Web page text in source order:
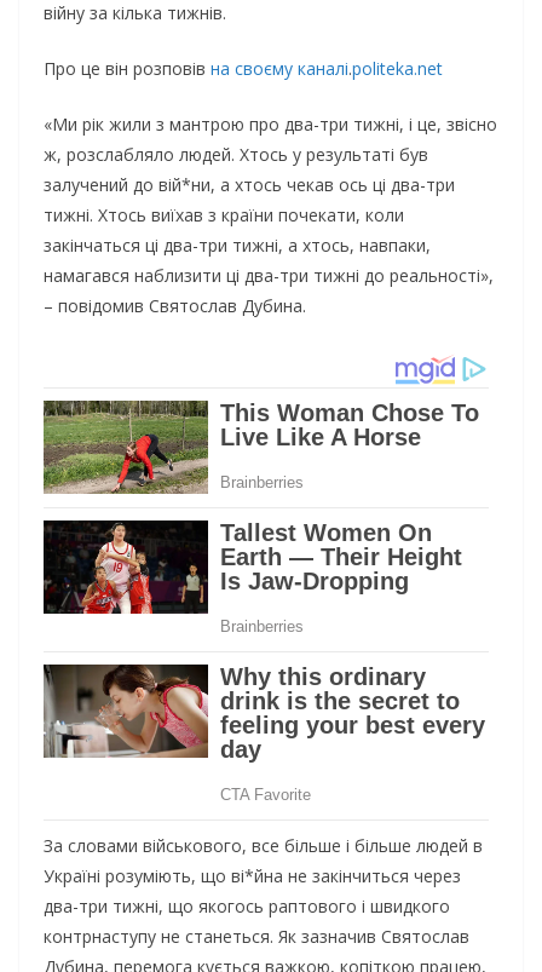
війну за кілька тижнів.
Про це він розповів на своєму каналі.politeka.net
«Ми рік жили з мантрою про два-три тижні, і це, звісно
ж, розслабляло людей. Хтось у результаті був
залучений до вій*ни, а хтось чекав ось ці два-три
тижні. Хтось виїхав з країни почекати, коли
закінчаться ці два-три тижні, а хтось, навпаки,
намагався наблизити ці два-три тижні до реальності»,
– повідомив Святослав Дубина.
За словами військового, все більше і більше людей в
Україні розуміють, що ві*йна не закінчиться через
два-три тижні, що якогось раптового і швидкого
контрнаступу не станеться. Як зазначив Святослав
Дубина, перемога кується важкою, копіткою працею,